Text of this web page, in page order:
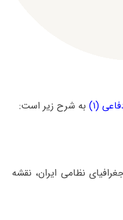
(۱) به شرح زیر است:
نظامی ایران، نقشه